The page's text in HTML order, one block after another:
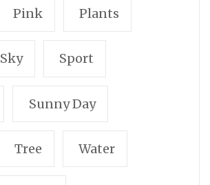
Pink Plants
Sky Sport
Sunny Day
Tree Water